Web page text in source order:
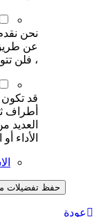
نحن
عن
، فلن
قد تكون
أطراف
العديد
الأداء
حفظ تفضيلات
عودة